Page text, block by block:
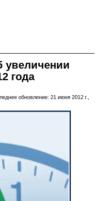
увеличении
года
обновление: 21 июня 2012 г.,